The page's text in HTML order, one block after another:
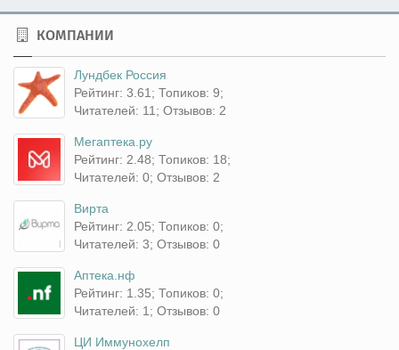
КОМПАНИИ
Лундбек Россия
Рейтинг: 3.61; Топиков: 9;
Читателей: 11; Отзывов: 2
Мегаптека.ру
Рейтинг: 2.48; Топиков: 18;
Читателей: 0; Отзывов: 2
Вирта
Рейтинг: 2.05; Топиков: 0;
Читателей: 3; Отзывов: 0
Аптека.нф
Рейтинг: 1.35; Топиков: 0;
Читателей: 1; Отзывов: 0
ЦИ Иммунохелп